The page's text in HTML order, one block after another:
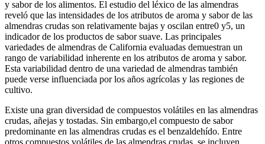
y sabor de los alimentos. El estudio del léxico de las almendras
reveló que las intensidades de los atributos de aroma y sabor de las
almendras crudas son relativamente bajas y oscilan entre0 y5, un
indicador de los productos de sabor suave. Las principales
variedades de almendras de California evaluadas demuestran un
rango de variabilidad inherente en los atributos de aroma y sabor.
Esta variabilidad dentro de una variedad de almendras también
puede verse influenciada por los años agrícolas y las regiones de
cultivo.
Existe una gran diversidad de compuestos volátiles en las almendras
crudas, añejas y tostadas. Sin embargo,el compuesto de sabor
predominante en las almendras crudas es el benzaldehído. Entre